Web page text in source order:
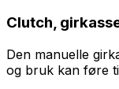
Clutch,
Den manuelle
og bruk kan føre